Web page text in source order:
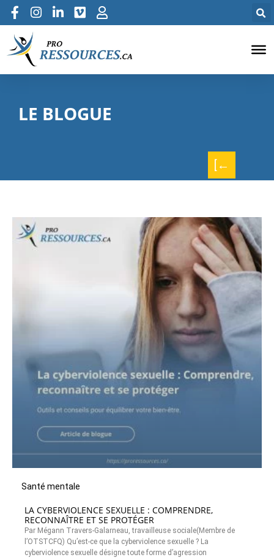
LE BLOGUE
[←
Santé mentale
LA CYBERVIOLENCE SEXUELLE : COMPRENDRE,
RECONNAÎTRE ET SE PROTÉGER
Par Mégann Travers-Galarneau, travailleuse sociale(Membre de
l’OTSTCFQ) Qu’est-ce que la cyberviolence sexuelle ? La
cyberviolence sexuelle désigne toute forme d’agression